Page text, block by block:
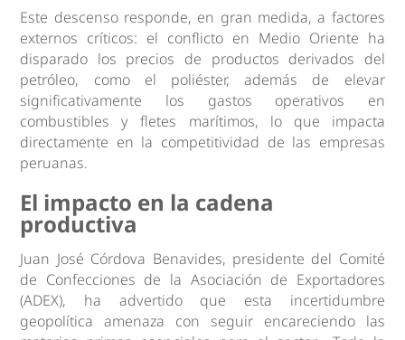
Este descenso responde, en gran medida, a factores
externos críticos: el conflicto en Medio Oriente ha
disparado los precios de productos derivados del
petróleo, como el poliéster, además de elevar
significativamente los gastos operativos en
combustibles y fletes marítimos, lo que impacta
directamente en la competitividad de las empresas
peruanas.
El impacto en la cadena
productiva
Juan José Córdova Benavides, presidente del Comité
de Confecciones de la Asociación de Exportadores
(ADEX), ha advertido que esta incertidumbre
geopolítica amenaza con seguir encareciendo las